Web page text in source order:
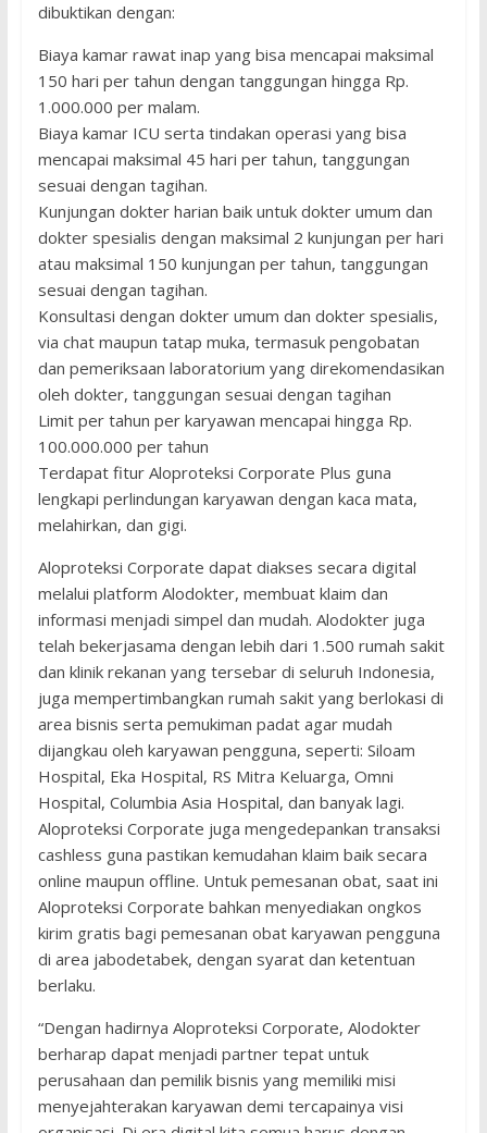
dibuktikan dengan:
Biaya kamar rawat inap yang bisa mencapai maksimal
150 hari per tahun dengan tanggungan hingga Rp.
1.000.000 per malam.
Biaya kamar ICU serta tindakan operasi yang bisa
mencapai maksimal 45 hari per tahun, tanggungan
sesuai dengan tagihan.
Kunjungan dokter harian baik untuk dokter umum dan
dokter spesialis dengan maksimal 2 kunjungan per hari
atau maksimal 150 kunjungan per tahun, tanggungan
sesuai dengan tagihan.
Konsultasi dengan dokter umum dan dokter spesialis,
via chat maupun tatap muka, termasuk pengobatan
dan pemeriksaan laboratorium yang direkomendasikan
oleh dokter, tanggungan sesuai dengan tagihan
Limit per tahun per karyawan mencapai hingga Rp.
100.000.000 per tahun
Terdapat fitur Aloproteksi Corporate Plus guna
lengkapi perlindungan karyawan dengan kaca mata,
melahirkan, dan gigi.
Aloproteksi Corporate dapat diakses secara digital
melalui platform Alodokter, membuat klaim dan
informasi menjadi simpel dan mudah. Alodokter juga
telah bekerjasama dengan lebih dari 1.500 rumah sakit
dan klinik rekanan yang tersebar di seluruh Indonesia,
juga mempertimbangkan rumah sakit yang berlokasi di
area bisnis serta pemukiman padat agar mudah
dijangkau oleh karyawan pengguna, seperti: Siloam
Hospital, Eka Hospital, RS Mitra Keluarga, Omni
Hospital, Columbia Asia Hospital, dan banyak lagi.
Aloproteksi Corporate juga mengedepankan transaksi
cashless guna pastikan kemudahan klaim baik secara
online maupun offline. Untuk pemesanan obat, saat ini
Aloproteksi Corporate bahkan menyediakan ongkos
kirim gratis bagi pemesanan obat karyawan pengguna
di area jabodetabek, dengan syarat dan ketentuan
berlaku.
“Dengan hadirnya Aloproteksi Corporate, Alodokter
berharap dapat menjadi partner tepat untuk
perusahaan dan pemilik bisnis yang memiliki misi
menyejahterakan karyawan demi tercapainya visi